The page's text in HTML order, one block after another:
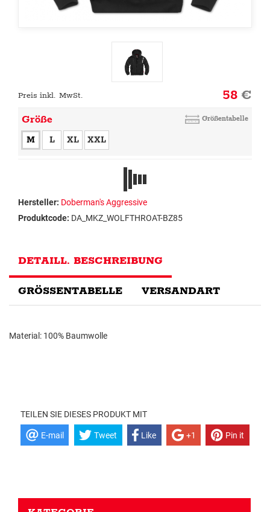
Preis inkl. MwSt. 58€
Größe Größentabelle
M L XL XXL
Hersteller: Doberman's Aggressive
Produktcode: DA_MKZ_WOLFTHROAT-BZ85
DETAILL. BESCHREIBUNG
GRÖSSENTABELLE VERSANDART
Material: 100% Baumwolle
TEILEN SIE DIESES PRODUKT MIT
E-mail Tweet Like +1 Pin it